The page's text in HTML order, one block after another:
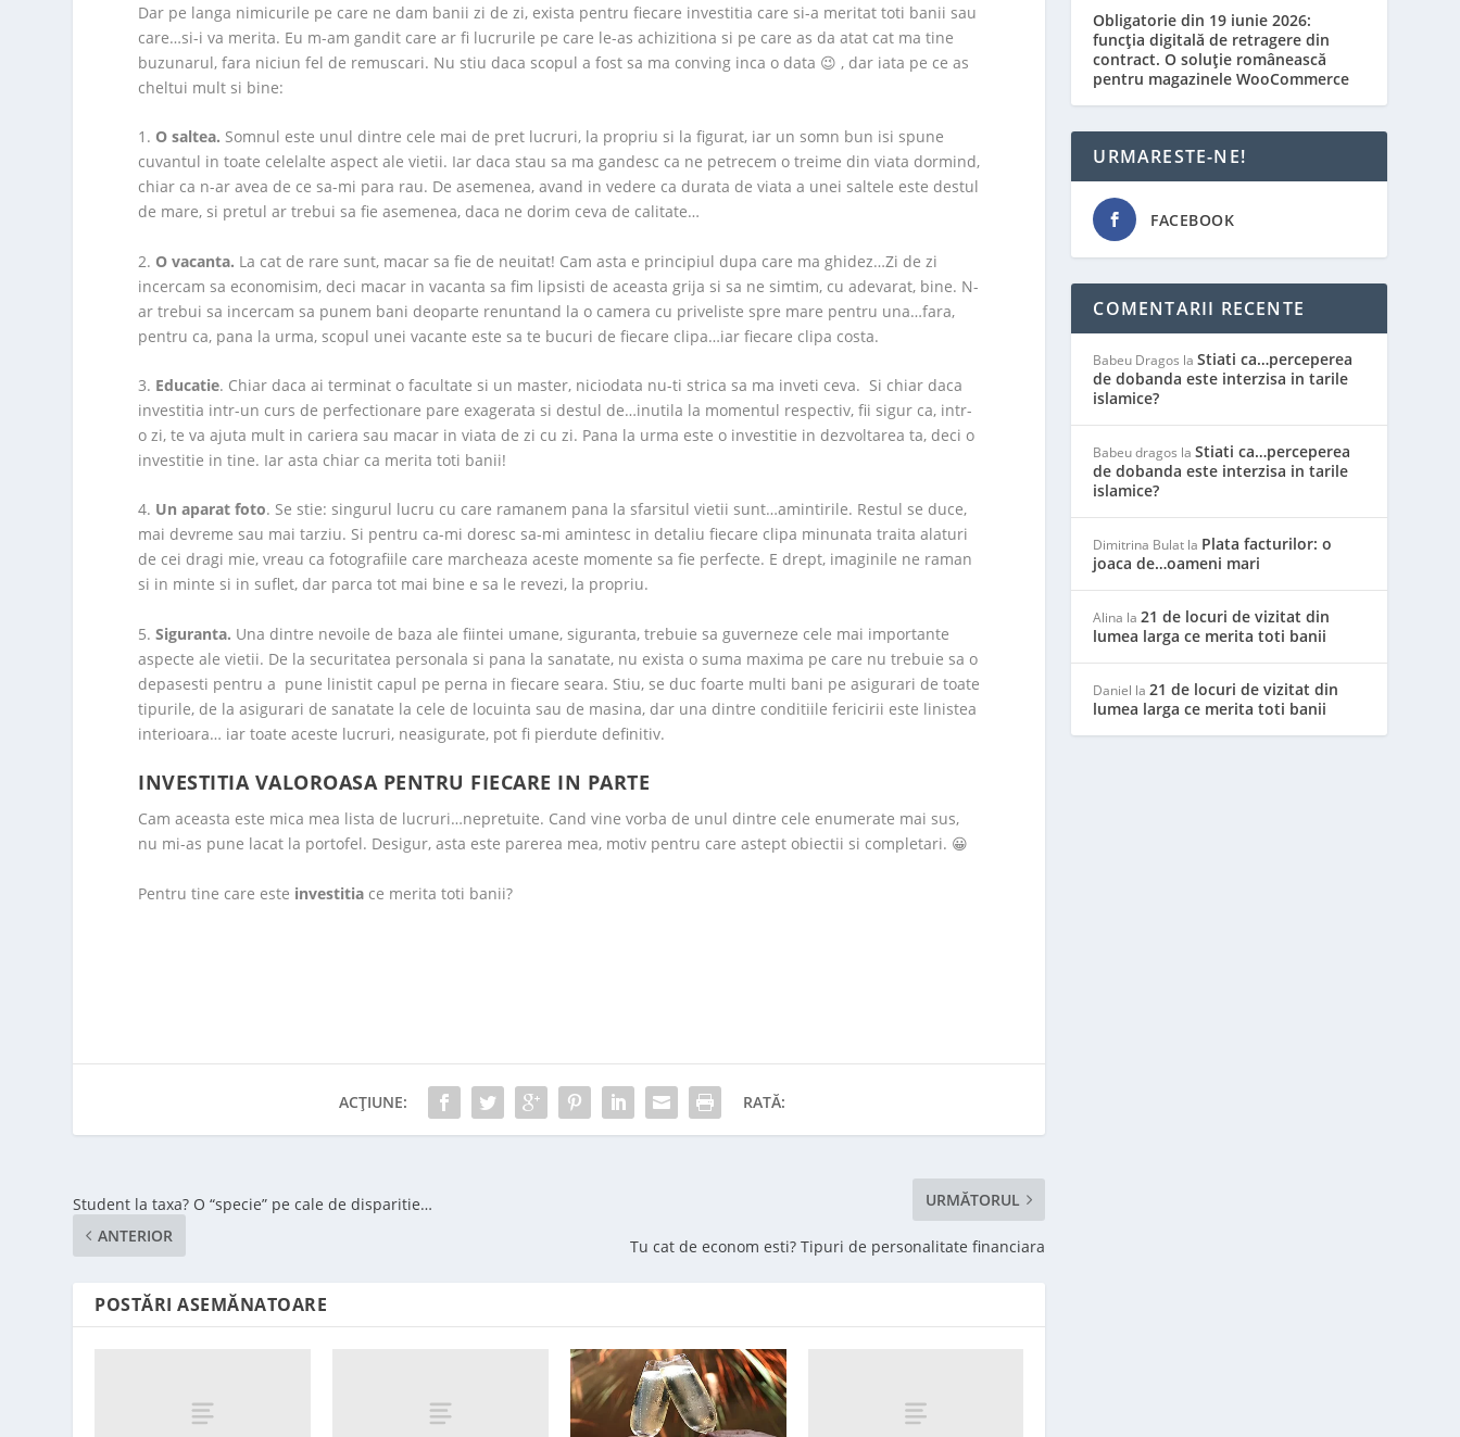
Dar pe langa nimicurile pe care ne dam banii zi de zi, exista pentru fiecare investitia care si-a meritat toti banii sau
care…si-i va merita. Eu m-am gandit care ar fi lucrurile pe care le-as achizitiona si pe care as da atat cat ma tine
buzunarul, fara niciun fel de remuscari. Nu stiu daca scopul a fost sa ma conving inca o data 😉 , dar iata pe ce as
cheltui mult si bine:
1. O saltea. Somnul este unul dintre cele mai de pret lucruri, la propriu si la figurat, iar un somn bun isi spune
cuvantul in toate celelalte aspect ale vietii. Iar daca stau sa ma gandesc ca ne petrecem o treime din viata dormind,
chiar ca n-ar avea de ce sa-mi para rau. De asemenea, avand in vedere ca durata de viata a unei saltele este destul
de mare, si pretul ar trebui sa fie asemenea, daca ne dorim ceva de calitate…
2. O vacanta. La cat de rare sunt, macar sa fie de neuitat! Cam asta e principiul dupa care ma ghidez…Zi de zi
incercam sa economisim, deci macar in vacanta sa fim lipsisti de aceasta grija si sa ne simtim, cu adevarat, bine. N-
ar trebui sa incercam sa punem bani deoparte renuntand la o camera cu priveliste spre mare pentru una…fara,
pentru ca, pana la urma, scopul unei vacante este sa te bucuri de fiecare clipa…iar fiecare clipa costa.
3. Educatie. Chiar daca ai terminat o facultate si un master, niciodata nu-ti strica sa ma inveti ceva. Si chiar daca
investitia intr-un curs de perfectionare pare exagerata si destul de…inutila la momentul respectiv, fii sigur ca, intr-
o zi, te va ajuta mult in cariera sau macar in viata de zi cu zi. Pana la urma este o investitie in dezvoltarea ta, deci o
investitie in tine. Iar asta chiar ca merita toti banii!
4. Un aparat foto. Se stie: singurul lucru cu care ramanem pana la sfarsitul vietii sunt…amintirile. Restul se duce,
mai devreme sau mai tarziu. Si pentru ca-mi doresc sa-mi amintesc in detaliu fiecare clipa minunata traita alaturi
de cei dragi mie, vreau ca fotografiile care marcheaza aceste momente sa fie perfecte. E drept, imaginile ne raman
si in minte si in suflet, dar parca tot mai bine e sa le revezi, la propriu.
5. Siguranta. Una dintre nevoile de baza ale fiintei umane, siguranta, trebuie sa guverneze cele mai importante
aspecte ale vietii. De la securitatea personala si pana la sanatate, nu exista o suma maxima pe care nu trebuie sa o
depasesti pentru a pune linistit capul pe perna in fiecare seara. Stiu, se duc foarte multi bani pe asigurari de toate
tipurile, de la asigurari de sanatate la cele de locuinta sau de masina, dar una dintre conditiile fericirii este linistea
interioara… iar toate aceste lucruri, neasigurate, pot fi pierdute definitiv.
INVESTITIA VALOROASA PENTRU FIECARE IN PARTE
Cam aceasta este mica mea lista de lucruri…nepretuite. Cand vine vorba de unul dintre cele enumerate mai sus,
nu mi-as pune lacat la portofel. Desigur, asta este parerea mea, motiv pentru care astept obiectii si completari. 😀
Pentru tine care este investitia ce merita toti banii?
ACȚIUNE: RATĂ:
Student la taxa? O “specie” pe cale de disparitie…
ANTERIOR
URMĂTORUL
Tu cat de econom esti? Tipuri de personalitate financiara
POSTĂRI ASEMĂNATOARE
Obligatorie din 19 iunie 2026:
funcția digitală de retragere din
contract. O soluție românească
pentru magazinele WooCommerce
URMARESTE-NE!
FACEBOOK
COMENTARII RECENTE
Babeu Dragos laStiati ca…perceperea
de dobanda este interzisa in tarile
islamice?
Babeu dragos laStiati ca…perceperea
de dobanda este interzisa in tarile
islamice?
Dimitrina Bulat la Plata facturilor: o
joaca de…oameni mari
Alina la21 de locuri de vizitat din
lumea larga ce merita toti banii
Daniel la21 de locuri de vizitat din
lumea larga ce merita toti banii